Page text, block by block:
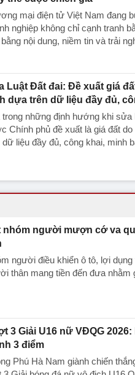
mại điện tử Việt Nam đang
nghiệp không chỉ cạnh tranh
bằng nội dung, niềm tin và trải
Luật Đất đai: Đề xuất giá
dựa trên dữ liệu đầy đủ,
trong những định hướng khi sửa
Chính phủ đề xuất là giá đất
dữ liệu đầy đủ, công khai, minh
nhóm người mượn cớ va
người điều khiển ô tô, lợi
thân mang tiền đến đưa nhằm
3 Giải U16 nữ VĐQG
3 điểm
Phú Hà Nam giành chiến